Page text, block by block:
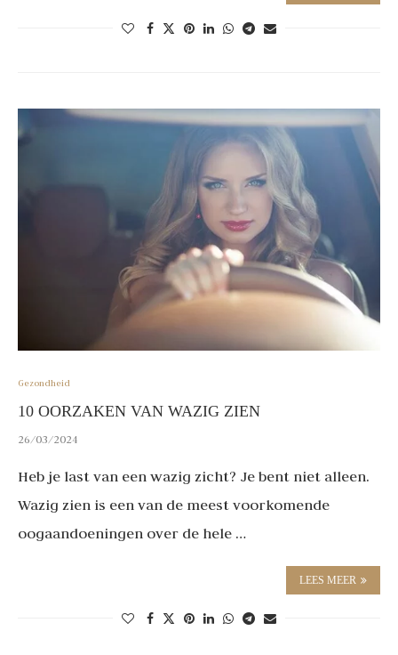
Gezondheid
10 OORZAKEN VAN WAZIG ZIEN
26/03/2024
Heb je last van een wazig zicht? Je bent niet alleen.
Wazig zien is een van de meest voorkomende
oogaandoeningen over de hele …
LEES MEER